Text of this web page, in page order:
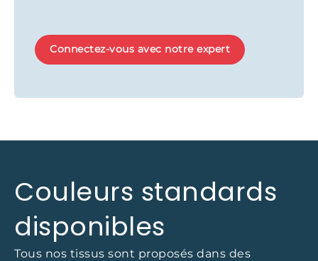
Connectez-vous avec notre expert
Couleurs standards
disponibles
Tous nos tissus sont proposés dans des